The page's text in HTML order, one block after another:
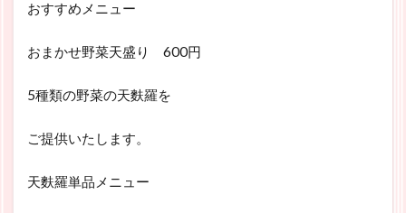
おすすめメニュー
おまかせ野菜天盛り 600円
5種類の野菜の天麩羅を
ご提供いたします。
天麩羅単品メニュー